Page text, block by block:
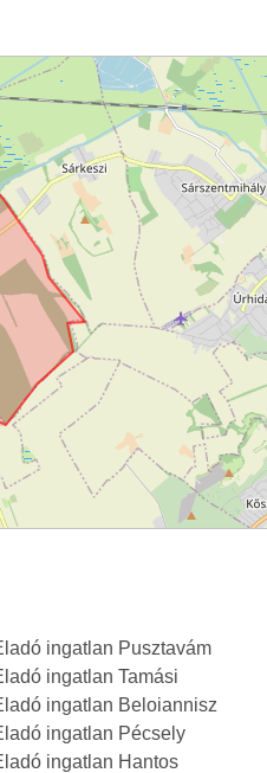
ingatlan Pusztavám
ingatlan Tamási
ingatlan Beloiannisz
ingatlan Pécsely
ingatlan Hantos